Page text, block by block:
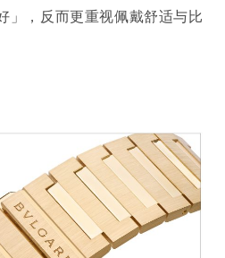
」，反而更重视佩戴舒适与比